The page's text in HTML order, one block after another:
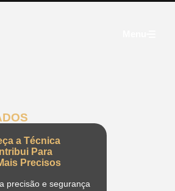
a Técnica
Para
Precisos
precisão e segurança